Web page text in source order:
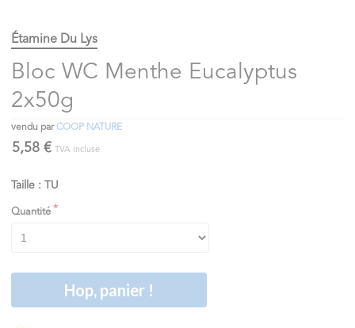
Étamine Du Lys
Bloc WC Menthe Eucalyptus
2x50g
vendu parCOOP NATURE
5,58 € TVA incluse
Taille : TU
Quantité
Hop, panier !